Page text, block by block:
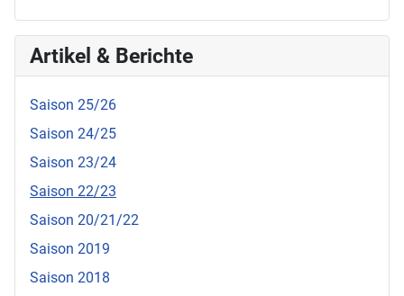
Artikel & Berichte
Saison 25/26
Saison 24/25
Saison 23/24
Saison 22/23
Saison 20/21/22
Saison 2019
Saison 2018